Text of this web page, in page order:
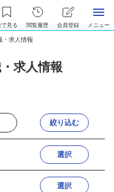
で見る 閲覧履歴 会員登録 メニュー
・求人情報
求人情報
絞り込む
選択
選択